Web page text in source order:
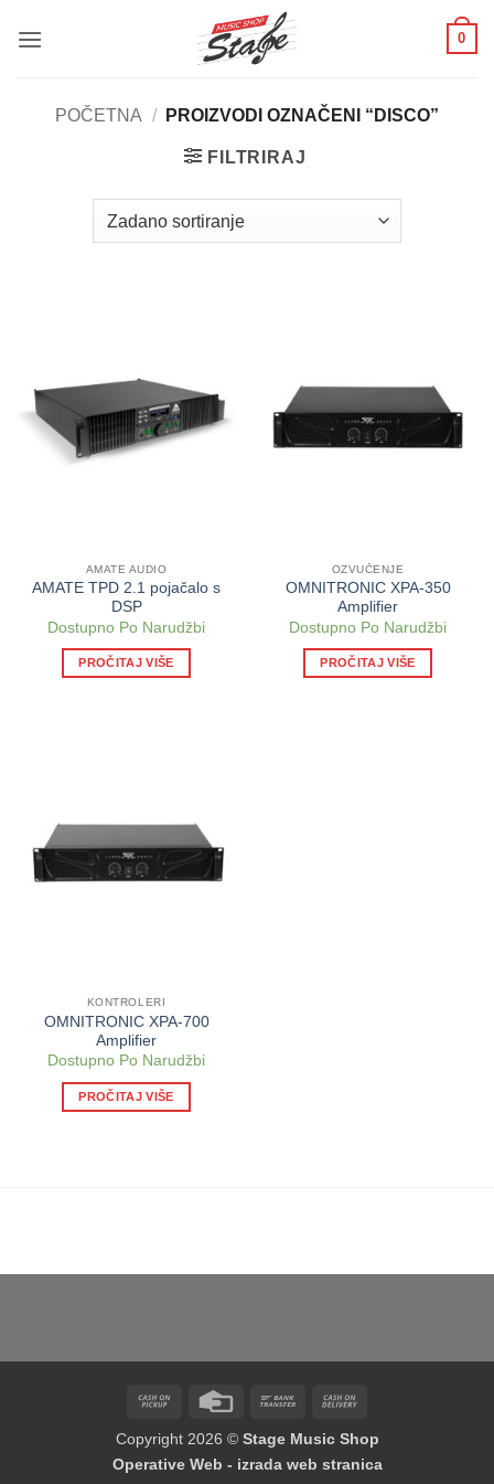
0
POČETNA / PROIZVODI OZNAČENI “DISCO”
FILTRIRAJ
AMATE AUDIO
AMATE TPD 2.1 pojačalo s
DSP
Dostupno Po Narudžbi
PROČITAJ VIŠE
OZVUČENJE
OMNITRONIC XPA-350
Amplifier
Dostupno Po Narudžbi
PROČITAJ VIŠE
KONTROLERI
OMNITRONIC XPA-700
Amplifier
Dostupno Po Narudžbi
PROČITAJ VIŠE
Cash
Pickup
Credit
Bank
Delivery
Copyright 2026 © Stage Music Shop
Operative Web - izrada web stranica